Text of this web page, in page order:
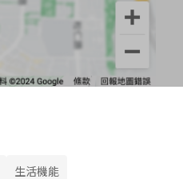
生活機能